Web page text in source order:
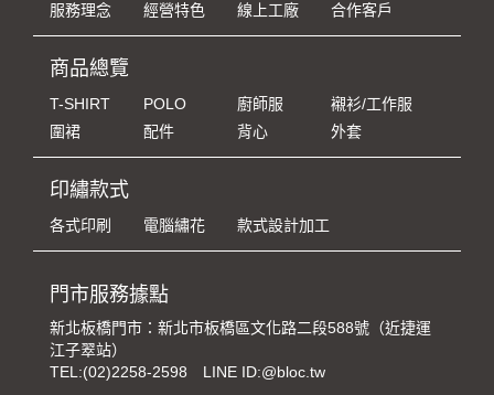
服務理念 經營特色 線上工廠 合作客戶
商品總覽
T-SHIRT POLO 廚師服
襯衫/工作服
圍裙
配件 背心 外套
印繡款式
各式印刷 電腦繡花 款式設計加工
門市服務據點
新北板橋門市：新北市板橋區文化路二段588號（近捷運
江子翠站）
TEL:(02)2258-2598
LINE ID:@bloc.tw